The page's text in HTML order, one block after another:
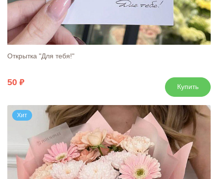
Открытка "Для тебя!"
50 Купить
Хит